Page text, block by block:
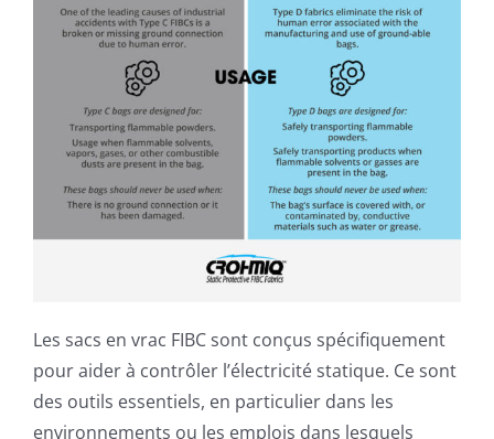
Les sacs en vrac FIBC sont conçus spécifiquement
pour aider à contrôler l’électricité statique. Ce sont
des outils essentiels, en particulier dans les
environnements ou les emplois dans lesquels